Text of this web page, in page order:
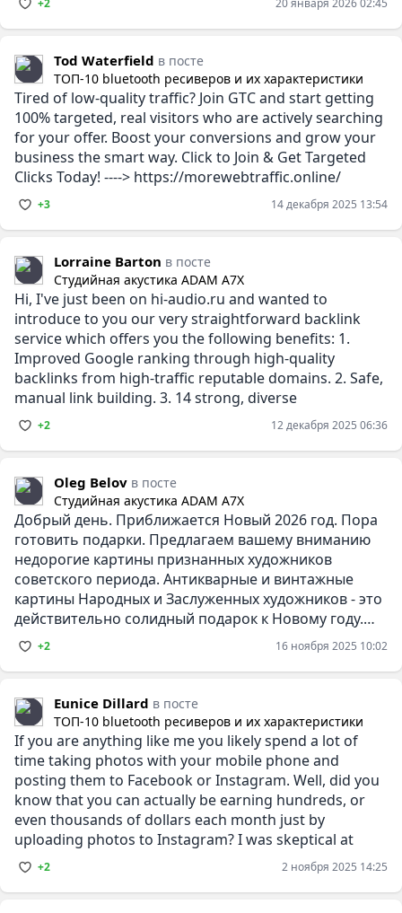
Tod Waterfield в посте
ТОП-10 bluetooth ресиверов и их характеристики
Tired of low-quality traffic? Join GTC and start getting
100% targeted, real visitors who are actively searching
for your offer. Boost your conversions and grow your
business the smart way. Click to Join & Get Targeted
Clicks Today! ----> https://morewebtraffic.online/
+3 14 декабря 2025 13:54
Lorraine Barton в посте
Студийная акустика ADAM A7X
Hi, I've just been on hi-audio.ru and wanted to
introduce to you our very straightforward backlink
service which offers you the following benefits: 1.
Improved Google ranking through high-quality
backlinks from high-traffic reputable domains. 2. Safe,
manual link building. 3. 14 strong, diverse
+2 12 декабря 2025 06:36
Oleg Belov в посте
Студийная акустика ADAM A7X
Добрый день. Приближается Новый 2026 год. Пора
готовить подарки. Предлагаем вашему вниманию
недорогие картины признанных художников
советского периода. Антикварные и винтажные
картины Народных и Заслуженных художников - это
действительно солидный подарок к Новому году.
Картины можно посмотреть и
+2 16 ноября 2025 10:02
Eunice Dillard в посте
ТОП-10 bluetooth ресиверов и их характеристики
If you are anything like me you likely spend a lot of
time taking photos with your mobile phone and
posting them to Facebook or Instagram. Well, did you
know that you can actually be earning hundreds, or
even thousands of dollars each month just by
uploading photos to Instagram? I was skeptical at
+2 2 ноября 2025 14:25